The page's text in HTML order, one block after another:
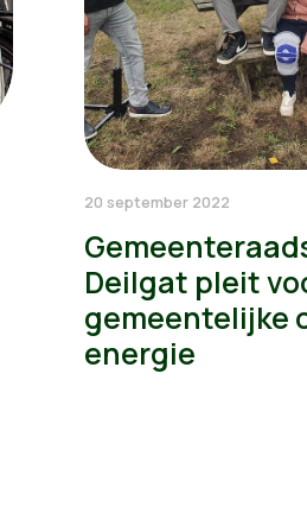
20 september 2022
Deilgat pleit
gemeentelijke
energie